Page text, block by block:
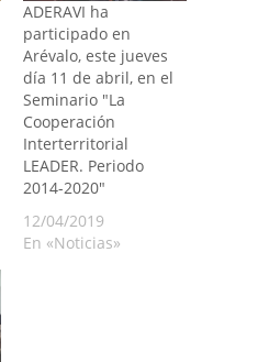
ADERAVI ha
participado en
Arévalo, este jueves
día 11 de abril, en el
Seminario "La
Cooperación
Interterritorial
LEADER. Periodo
2014-2020"
12/04/2019
En «Noticias»